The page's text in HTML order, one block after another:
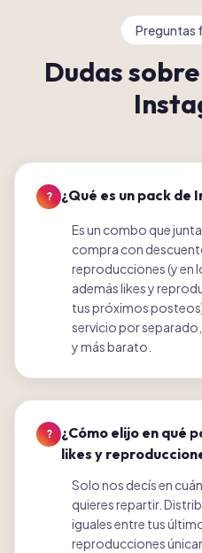
Preguntas
Dudas
? ¿Qué es un pack de
Es un combo que
compra con
reproducciones (y en
además likes y
tus próximos
servicio por
y más barato.
?
¿Cómo elijo en qué
likes y
Solo nos decís en
quieres repartir.
iguales entre tus
reproducciones